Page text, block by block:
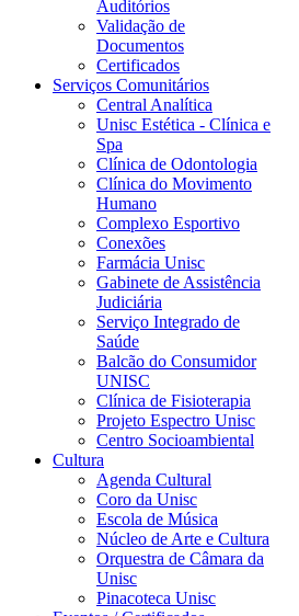
Auditórios
Validação de
Documentos
Certificados
Serviços Comunitários
Central Analítica
Unisc Estética - Clínica e
Spa
Clínica de Odontologia
Clínica do Movimento
Humano
Complexo Esportivo
Conexões
Farmácia Unisc
Gabinete de Assistência
Judiciária
Serviço Integrado de
Saúde
Balcão do Consumidor
UNISC
Clínica de Fisioterapia
Projeto Espectro Unisc
Centro Socioambiental
Cultura
Agenda Cultural
Coro da Unisc
Escola de Música
Núcleo de Arte e Cultura
Orquestra de Câmara da
Unisc
Pinacoteca Unisc